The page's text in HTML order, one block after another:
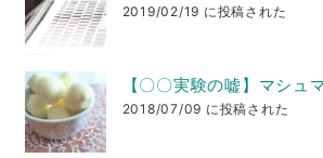
2019/02/19 に投稿された
【〇〇実験の嘘】マシュ
2018/07/09 に投稿された